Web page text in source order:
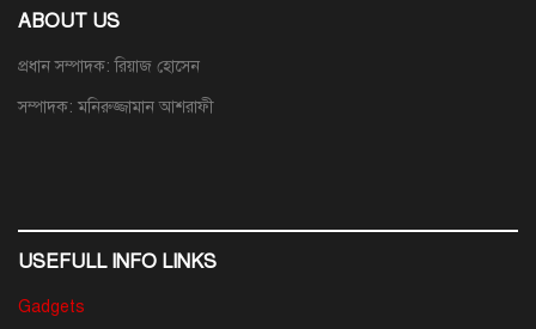
ABOUT US
প্রধান সম্পাদক: রিয়াজ হোসেন
সম্পাদক: মনিরুজ্জামান আশরাফী
USEFULL INFO LINKS
Gadgets